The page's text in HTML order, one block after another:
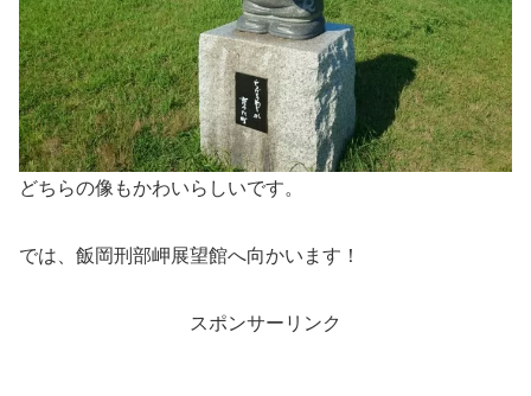
どちらの像もかわいらしいです。
では、飯岡刑部岬展望館へ向かいます！
スポンサーリンク